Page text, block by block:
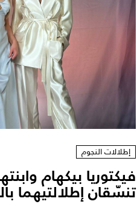
إطلالات النجوم
فيكتوريا بيكهام
تنسّقان إطلالتيهما